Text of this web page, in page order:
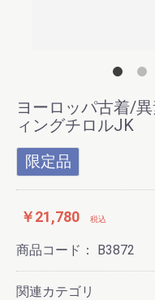
ヨーロッパ古着/
ィングチロルJK
限定品
￥21,780 税込
商品コード： B3872
関連カテゴリ